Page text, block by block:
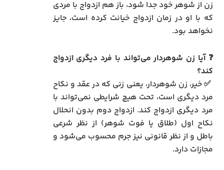
زن از شوهر خود جدا شود، باز هم ازدواج با مردی
که با او در زمان ازدواج خیانت کرده است، جایز
نخواهد بود.
❓ آیا زن شوهردار می‌تواند با فرد دیگری ازدواج
کند؟
✅ خیر، زن شوهردار، یعنی زنی که در عقد و نکاح
مرد دیگری است، تحت هیچ شرایطی نمی‌تواند با
مرد دیگری ازدواج کند. ازدواج دوم بدون انحلال
نکاح اول (طلاق یا فوت شوهر) از نظر شرعی
باطل و از نظر قانونی نیز جرم محسوب می‌شود و
مجازات دارد.